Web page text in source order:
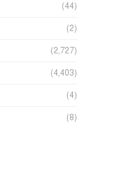
(44)
(2)
(2,727)
(4,403)
(4)
(8)